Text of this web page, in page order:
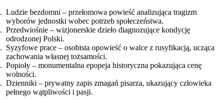
Ludzie bezdomni – przełomowa powieść analizująca tragizm
wyborów jednostki wobec potrzeb społeczeństwa.
Przedwiośnie – wizjonerskie dzieło diagnozujące kondycję
odrodzonej Polski.
Syzyfowe prace – osobista opowieść o walce z rusyfikacją, ucząca
zachowania własnej tożsamości.
Popioły – monumentalna epopeja historyczna pokazująca cenę
wolności.
Dzienniki – prywatny zapis zmagań pisarza, ukazujący człowieka
pełnego wątpliwości i pasji.